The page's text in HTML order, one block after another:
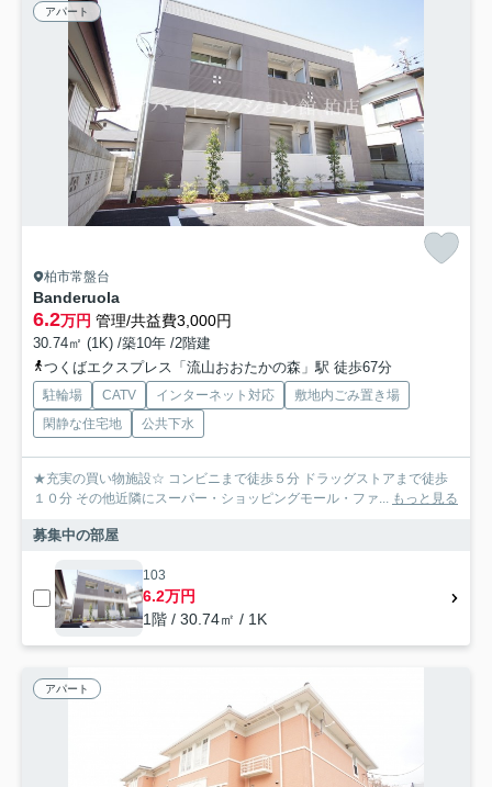
アパート
柏市常盤台
Banderuola
6.2万円 管理/共益費3,000円
30.74㎡ (1K) /築10年 /2階建
つくばエクスプレス「流山おおたかの森」駅 徒歩67分
駐輪場 CATV インターネット対応
敷地内ごみ置き場
閑静な住宅地
公共下水
★充実の買い物施設☆ コンビニまで徒歩５分 ドラッグストアまで徒歩
１０分 その他近隣にスーパー・ショッピングモール・ファ... もっと見る
募集中の部屋
103
6.2万円
1階 / 30.74㎡ / 1K
アパート